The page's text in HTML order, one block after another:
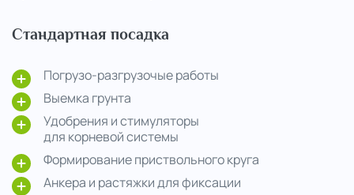
Стандартная посадка
Погрузо-разгрузочые работы
Выемка грунта
Удобрения и стимуляторы
для корневой системы
Формирование приствольного круга
Анкера и растяжки для фиксации